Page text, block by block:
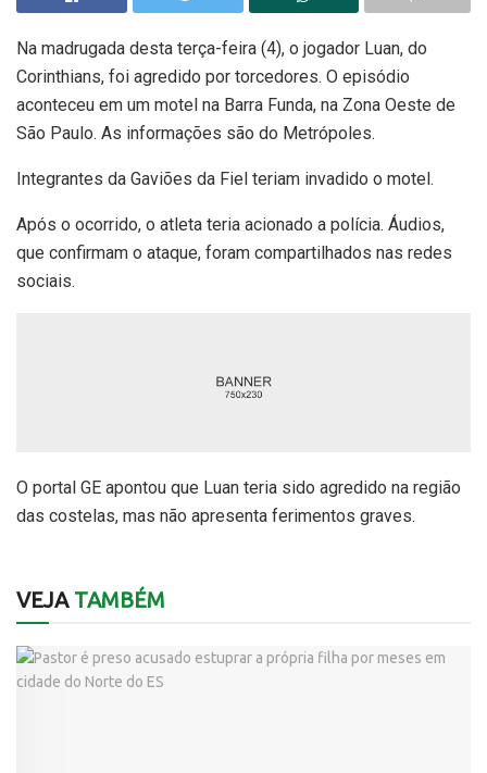
Na madrugada desta terça-feira (4), o jogador Luan, do
Corinthians, foi agredido por torcedores. O episódio
aconteceu em um motel na Barra Funda, na Zona Oeste de
São Paulo. As informações são do Metrópoles.
Integrantes da Gaviões da Fiel teriam invadido o motel.
Após o ocorrido, o atleta teria acionado a polícia. Áudios,
que confirmam o ataque, foram compartilhados nas redes
sociais.
O portal GE apontou que Luan teria sido agredido na região
das costelas, mas não apresenta ferimentos graves.
VEJATAMBÉM